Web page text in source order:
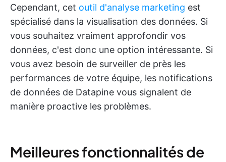
Cependant, cet outil d'analyse marketing est
spécialisé dans la visualisation des données. Si
vous souhaitez vraiment approfondir vos
données, c'est donc une option intéressante. Si
vous avez besoin de surveiller de près les
performances de votre équipe, les notifications
de données de Datapine vous signalent de
manière proactive les problèmes.
Meilleures fonctionnalités de